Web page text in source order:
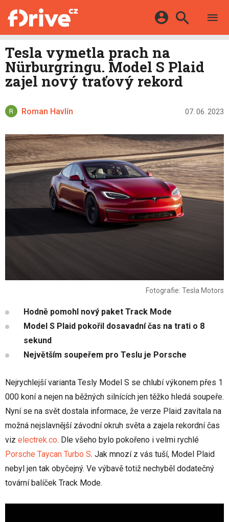
KATALOG
MAPA STANIC
VIDEA
DALŠÍ
HYBRIDY
E-MOTORSPORT
OSTATNÍ
Facebook Google
Tesla vymetla prach na
Nürburgringu. Model S Plaid
zajel nový traťový rekord
Roman Havlín 07. 06. 2023
Fotografie: Tesla Motors
Hodně pomohl nový paket Track Mode
Model S Plaid pokořil dosavadní čas na trati o 8
sekund
Největším soupeřem pro Teslu je Porsche
Nejrychlejší varianta Tesly Model S se chlubí výkonem přes 1
000 koní a nejen na běžných silnících jen těžko hledá soupeře.
Nyní se na svět dostala informace, že verze Plaid zavítala na
možná nejslavnější závodní okruh světa a zajela rekordní čas
viz electrek.co. Dle všeho bylo pokořeno i velmi rychlé
Porsche Taycan Turbo S. Jak mnozí z vás tuší, Model Plaid
nebyl jen tak obyčejný. Ve výbavě totiž nechyběl dodatečný
tovární balíček Track Mode.